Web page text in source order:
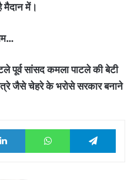
मैदान में।
पूर्व सांसद कमला पाटले की बेटी
जैसे चेहरे के भरोसे सरकार बनाने
LinkedIn WhatsApp